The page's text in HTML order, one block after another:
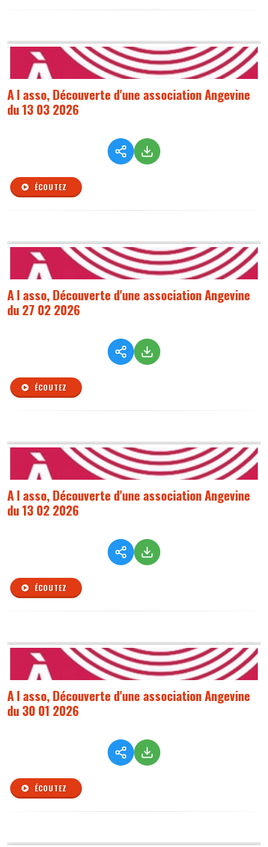
A l asso, Découverte d'une association Angevine
du 13 03 2026
ÉCOUTEZ
A l asso, Découverte d'une association Angevine
du 27 02 2026
ÉCOUTEZ
A l asso, Découverte d'une association Angevine
du 13 02 2026
ÉCOUTEZ
A l asso, Découverte d'une association Angevine
du 30 01 2026
ÉCOUTEZ